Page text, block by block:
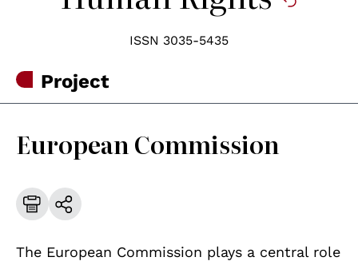
ISSN 3035-5435
Project
European Commission
The European Commission plays a central role